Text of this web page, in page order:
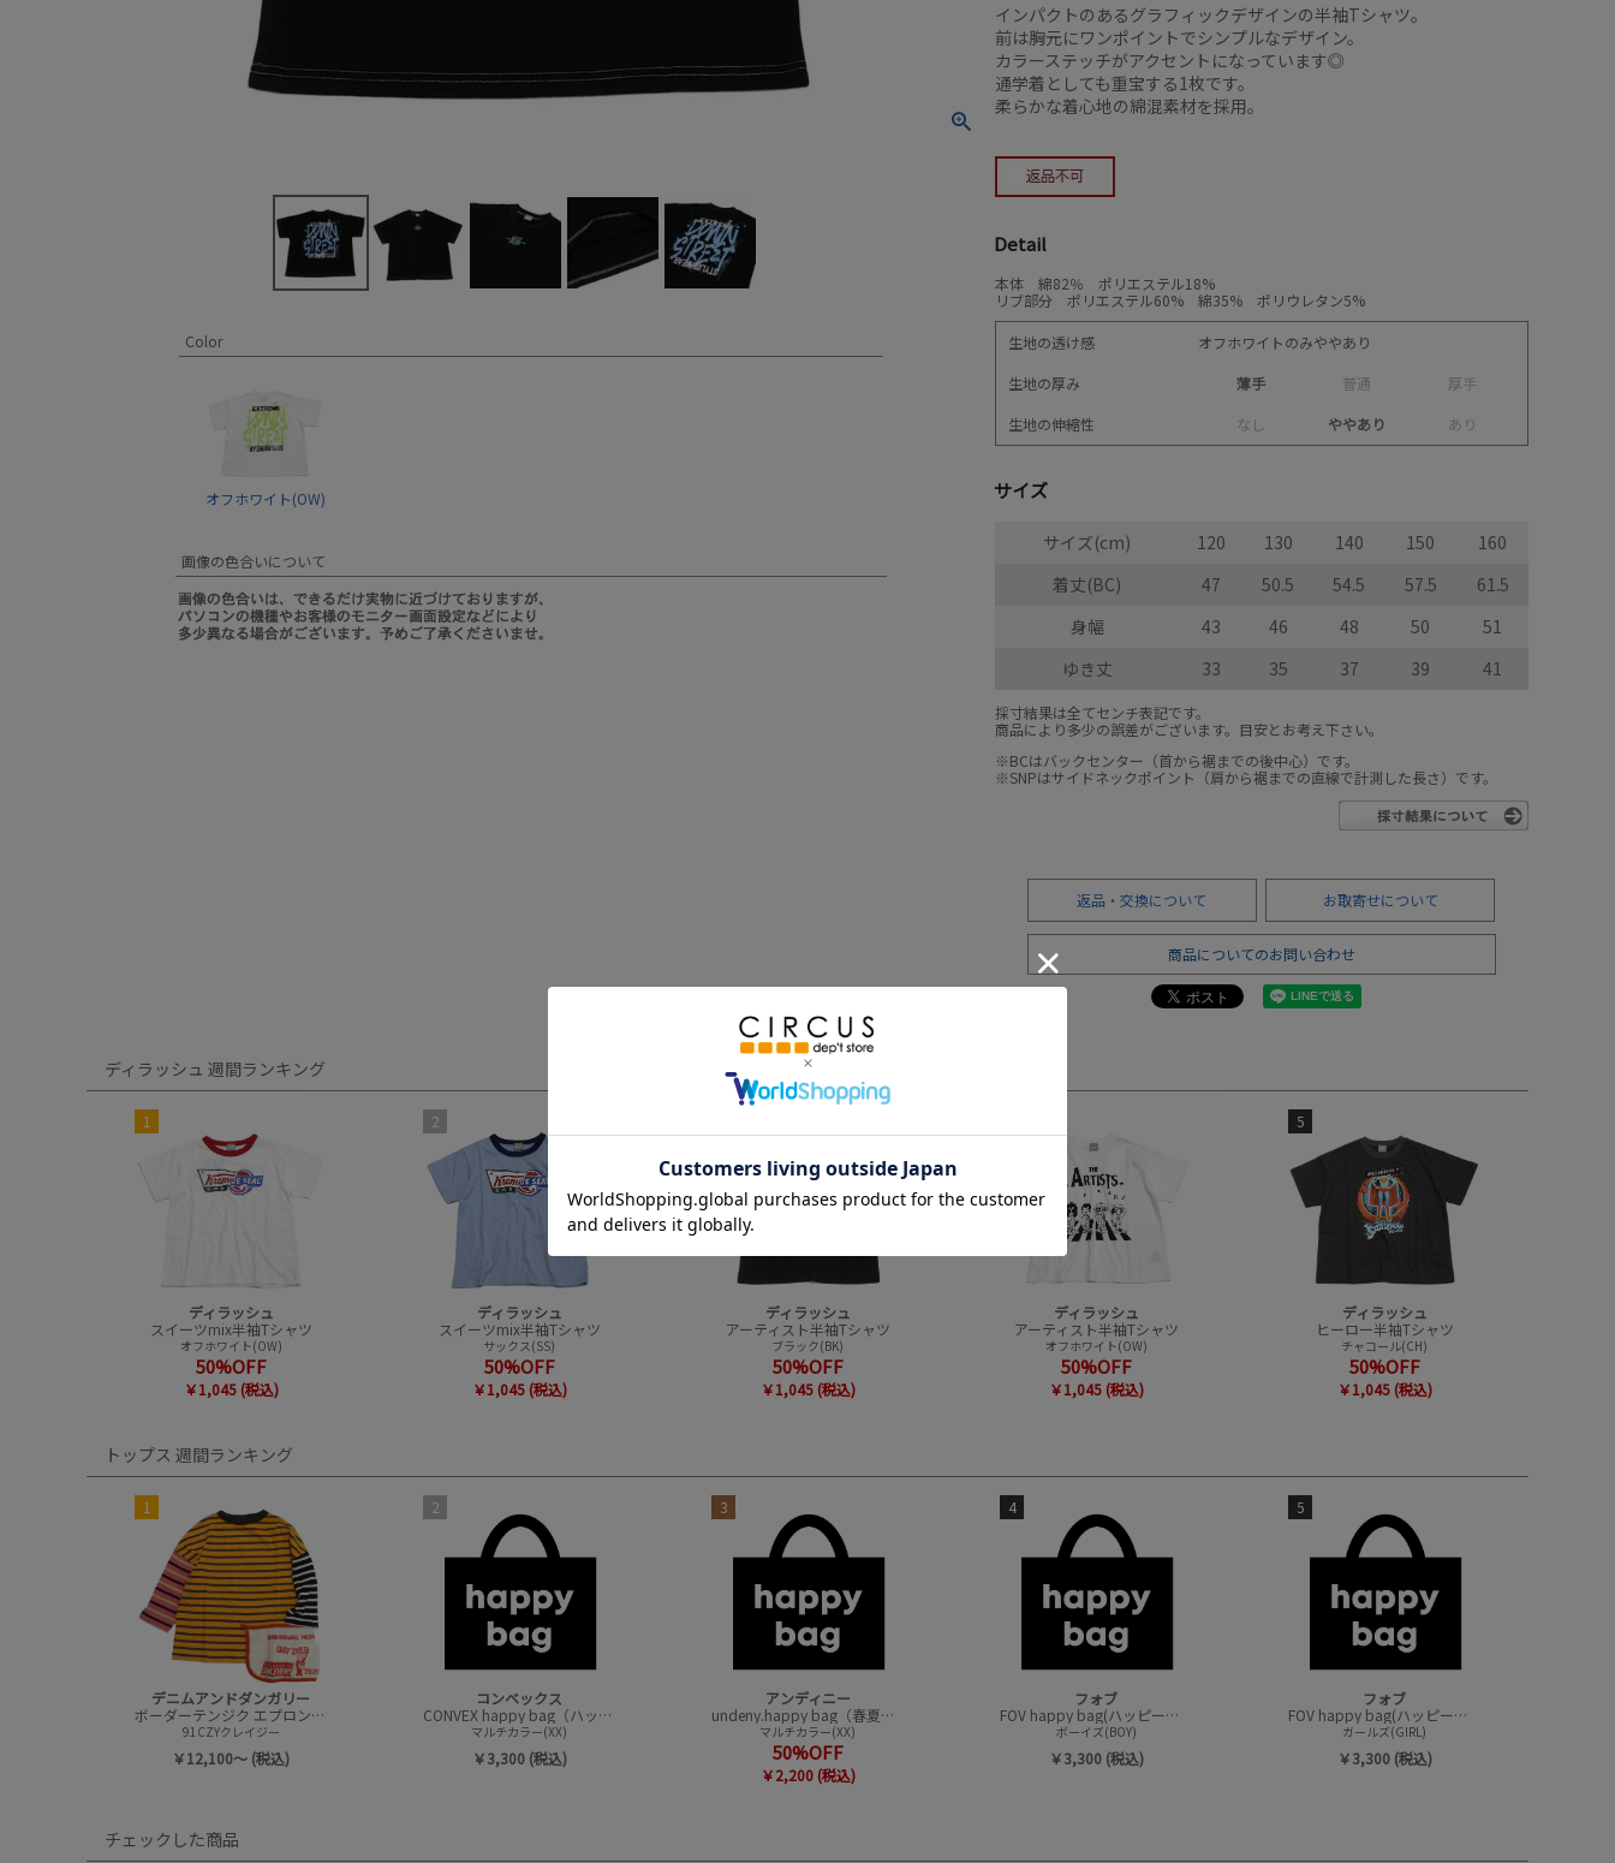
Color
オフホワイト(OW)
画像の色合いについて
インパクトのあるグラフィックデザインの半袖Tシャツ。
前は胸元にワンポイントでシンプルなデザイン。
カラーステッチがアクセントになっています◎
通学着としても重宝する1枚です。
柔らかな着心地の綿混素材を採用。
Detail
本体 綿82％ ポリエステル18%
リブ部分 ポリエステル60% 綿35% ポリウレタン5%
生地の透け感
オフホワイトのみややあり
生地の厚み
薄手 普通 厚手
生地の伸縮性
な し ややあり あ り
サイズ
サイズ(cm) 120 130 140 150
160
着丈(BC)
47 50.5 54.5 57.5
61.5
身幅
43 46 48 50
51
ゆき丈
33 35 37 39 41
採寸結果は全てセンチ表記です。
商品により多少の誤差がございます。目安とお考え下さい。
※BCはバックセンター（首から裾までの後中心）です。
※SNPはサイドネックポイント（肩から裾までの直線で計測した長さ）です。
返品・交換について お取寄せについて
商品についてのお問い合わせ
ディラッシュ 週間ランキング
1
ディラッシュ
スイーツmix半袖Tシャツ
オフホワイト(OW)
50%OFF
￥1,045 (税込)
2
ディラッシュ
スイーツmix半袖Tシャツ
サックス(SS)
50%OFF
￥1,045 (税込)
ディラッシュ
アーティスト半袖Tシャツ
ブラック(BK)
50%OFF
￥1,045 (税込)
ディラッシュ
アーティスト半袖Tシャツ
オフホワイト(OW)
50%OFF
￥1,045 (税込)
5
ディラッシュ
ヒーロー半袖Tシャツ
チャコール(CH)
50%OFF
￥1,045 (税込)
トップス 週間ランキング
1
デニムアンドダンガリー
ボーダーテンジク エプロンツキ L/S TEE(8分袖)
91CZYクレイジー
￥12,100～ (税込)
2
コンベックス
CONVEX happy bag（ハッピーバック）
マルチカラー(XX)
￥3,300 (税込)
3
アンディニー
undeny.happy bag（春夏アイテムハッピーバック）
マルチカラー(XX)
50%OFF
￥2,200 (税込)
4
フォブ
FOV happy bag(ハッピーバック/トップスセット)
ボーイズ(BOY)
￥3,300 (税込)
5
フォブ
FOV happy bag(ハッピーバック/トップスセット)
ガールズ(GIRL)
￥3,300 (税込)
チェックした商品